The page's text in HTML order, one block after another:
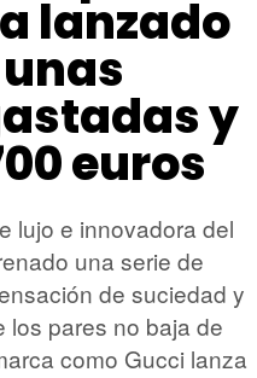
lanzado
y
euros
lujo e innovadora del
una serie de
de suciedad y
los pares no baja de
como Gucci lanza